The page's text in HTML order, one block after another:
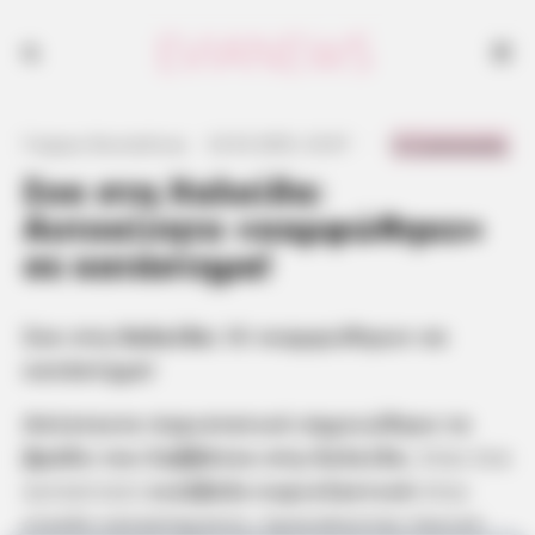
Σοκ στη Χαλκίδα:
Αυτοκίνητο «καρφώθηκε»
σε κατάστημα!
Χαλκίδα
: ΙΧ «καρφώθηκε» σε
κατάστημα!
Απίστευτο περιστατικό σημειώθηκε το
είσοδο καταστήματος, προκαλώντας πανικό